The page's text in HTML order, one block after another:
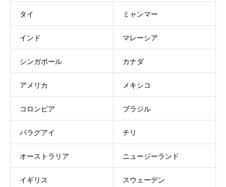
タイ ミャンマー
インド マレーシア
シンガポール カナダ
アメリカ メキシコ
コロンビア ブラジル
パラグアイ チリ
オーストラリア ニュージーランド
イギリス スウェーデン